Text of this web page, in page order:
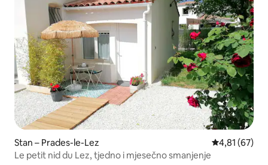
Stan – Prades-le-Lez Prosječna
4,81 (67)
Le petit nid du Lez, tjedno i mjesečno smanjenje